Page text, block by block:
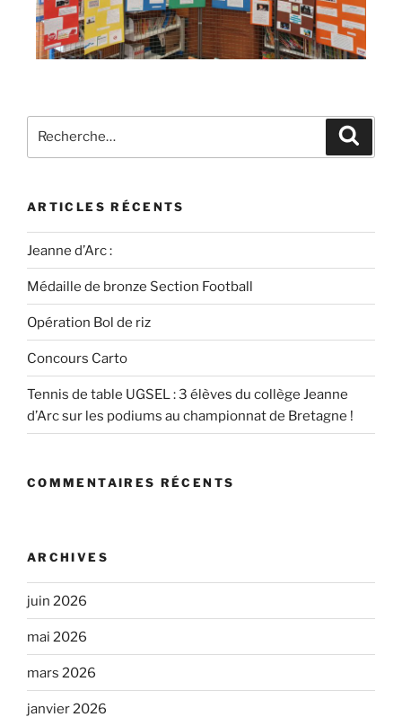
ARTICLES RÉCENTS
Jeanne d’Arc :
Médaille de bronze Section Football
Opération Bol de riz
Concours Carto
Tennis de table UGSEL : 3 élèves du collège Jeanne
d’Arc sur les podiums au championnat de Bretagne !
COMMENTAIRES RÉCENTS
ARCHIVES
juin 2026
mai 2026
mars 2026
janvier 2026